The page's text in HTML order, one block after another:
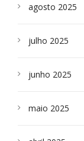
agosto 2025
julho 2025
junho 2025
maio 2025